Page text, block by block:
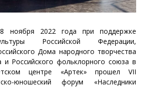
ноября 2022 года при поддержке
Российской Федерации,
Дома народного творчества
Российского фольклорного союза в
центре «Артек» прошел VII
юношеский форум «Наследники